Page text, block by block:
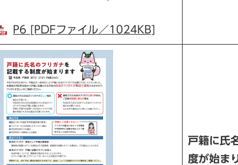
P6 [PDFファイル／1024KB]
戸籍に氏
度が始ま